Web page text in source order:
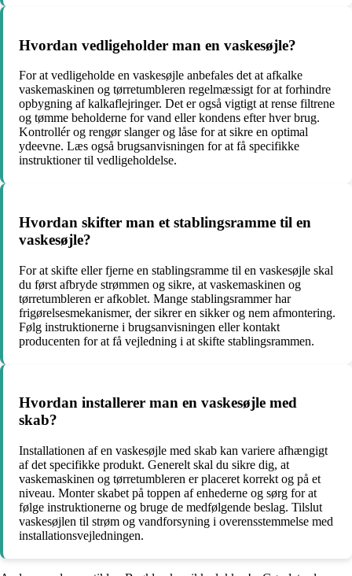
Hvordan vedligeholder man en vaskesøjle?
For at vedligeholde en vaskesøjle anbefales det at afkalke
vaskemaskinen og tørretumbleren regelmæssigt for at forhindre
opbygning af kalkaflejringer. Det er også vigtigt at rense filtrene
og tømme beholderne for vand eller kondens efter hver brug.
Kontrollér og rengør slanger og låse for at sikre en optimal
ydeevne. Læs også brugsanvisningen for at få specifikke
instruktioner til vedligeholdelse.
Hvordan skifter man et stablingsramme til en
vaskesøjle?
For at skifte eller fjerne en stablingsramme til en vaskesøjle skal
du først afbryde strømmen og sikre, at vaskemaskinen og
tørretumbleren er afkoblet. Mange stablingsrammer har
frigørelsesmekanismer, der sikrer en sikker og nem afmontering.
Følg instruktionerne i brugsanvisningen eller kontakt
producenten for at få vejledning i at skifte stablingsrammen.
Hvordan installerer man en vaskesøjle med
skab?
Installationen af en vaskesøjle med skab kan variere afhængigt
af det specifikke produkt. Generelt skal du sikre dig, at
vaskemaskinen og tørretumbleren er placeret korrekt og på et
niveau. Monter skabet på toppen af enhederne og sørg for at
følge instruktionerne og bruge de medfølgende beslag. Tilslut
vaskesøjlen til strøm og vandforsyning i overensstemmelse med
installationsvejledningen.